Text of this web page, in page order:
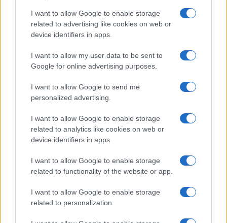
I want to allow Google to enable storage
related to advertising like cookies on web or
device identifiers in apps.
I want to allow my user data to be sent to
Google for online advertising purposes.
I want to allow Google to send me
personalized advertising.
I want to allow Google to enable storage
related to analytics like cookies on web or
device identifiers in apps.
I want to allow Google to enable storage
related to functionality of the website or app.
I want to allow Google to enable storage
related to personalization.
Sri Lanka: itinerari tra spiritualità, architettura e
spiagge paradisiache